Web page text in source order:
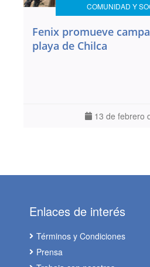
COMUNIDAD Y
Fenix promueve
playa de Chilca
13 de febrero
Enlaces de interés
Términos y Condiciones
Prensa